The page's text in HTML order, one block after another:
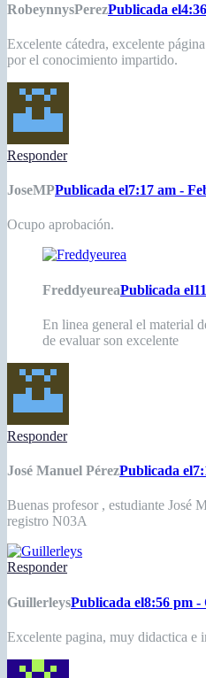
RobeynnysPerezPublicada
Excelente cátedra, excelente
por el conocimiento impartido.
Responder
JoseMPPublicada el7:17 am -
Ocupo aprobación.
FreddyeureaPublicada
En linea general el material
de evaluar son excelente
Responder
José Manuel PérezPublicada
Buenas profesor , estudiante José
registro N03A
Responder
GuillerleysPublicada el8:56 pm -
Excelente pagina, muy didactica e